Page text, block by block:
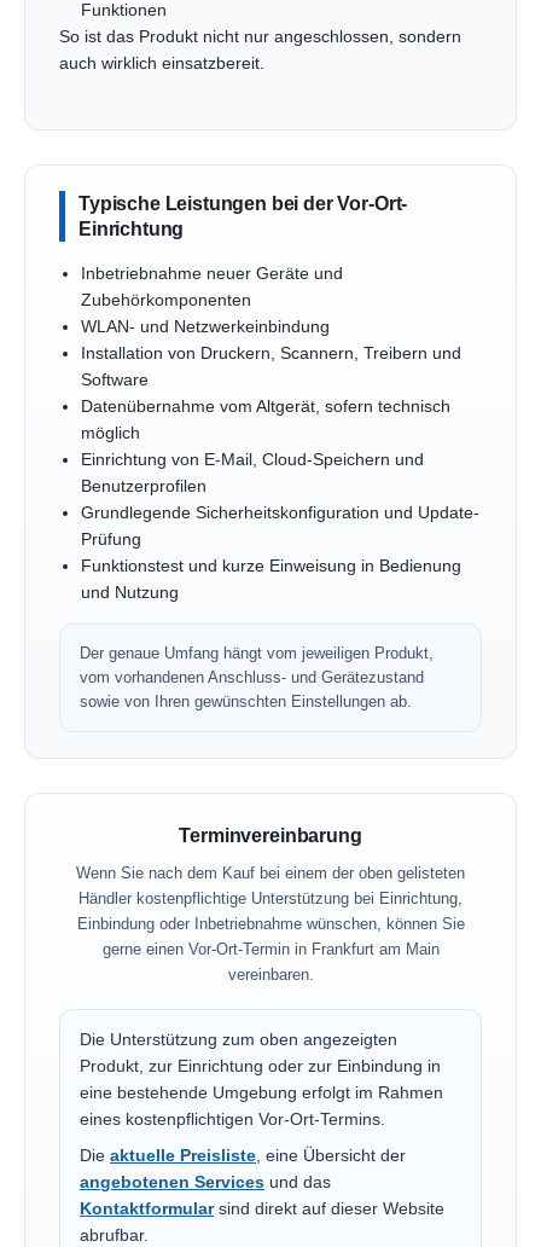
Funktionen
So ist das Produkt nicht nur angeschlossen, sondern
auch wirklich einsatzbereit.
Typische Leistungen bei der Vor-Ort-
Einrichtung
Inbetriebnahme neuer Geräte und
Zubehörkomponenten
WLAN- und Netzwerkeinbindung
Installation von Druckern, Scannern, Treibern und
Software
Datenübernahme vom Altgerät, sofern technisch
möglich
Einrichtung von E-Mail, Cloud-Speichern und
Benutzerprofilen
Grundlegende Sicherheitskonfiguration und Update-
Prüfung
Funktionstest und kurze Einweisung in Bedienung
und Nutzung
Der genaue Umfang hängt vom jeweiligen Produkt,
vom vorhandenen Anschluss- und Gerätezustand
sowie von Ihren gewünschten Einstellungen ab.
Terminvereinbarung
Wenn Sie nach dem Kauf bei einem der oben gelisteten
Händler kostenpflichtige Unterstützung bei Einrichtung,
Einbindung oder Inbetriebnahme wünschen, können Sie
gerne einen Vor-Ort-Termin in Frankfurt am Main
vereinbaren.
Die Unterstützung zum oben angezeigten
Produkt, zur Einrichtung oder zur Einbindung in
eine bestehende Umgebung erfolgt im Rahmen
eines kostenpflichtigen Vor-Ort-Termins.
Die aktuelle Preisliste, eine Übersicht der
angebotenen Services und das
Kontaktformularsind direkt auf dieser Website
abrufbar.